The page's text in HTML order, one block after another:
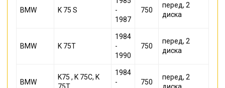
BMW K 75 S
-
1987
750
перед, 2
диска
BMW K 75T
1984
-
1990
750
перед, 2
диска
BMW
K75 , K 75C, K
1984
-
750
перед, 2